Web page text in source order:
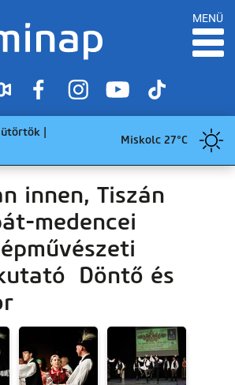
MENÜ
|
Miskolc 27°C
innen, Tiszán
medencei
Döntő és